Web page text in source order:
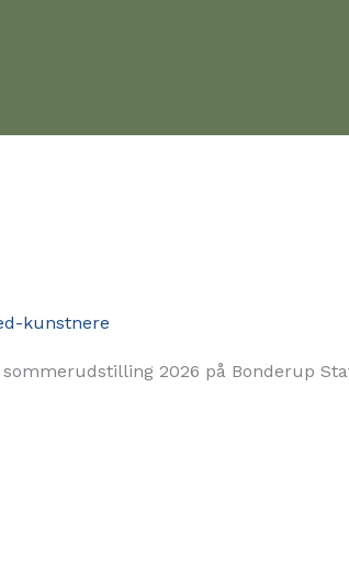
kunstnere
2026 på Bonderup